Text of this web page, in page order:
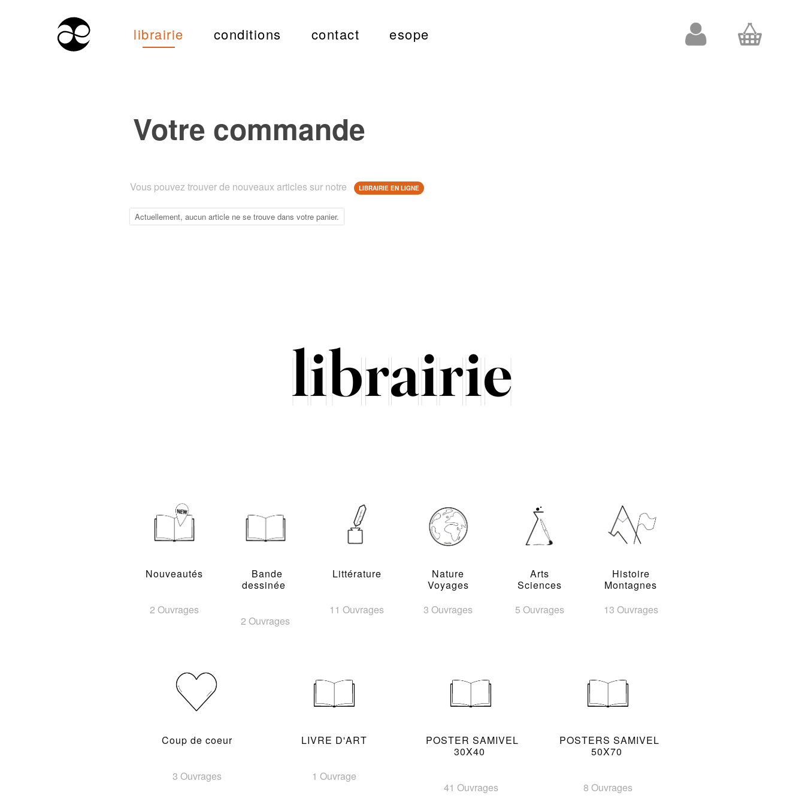
librairie conditions contact esope
Votre commande
Vous pouvez trouver de nouveaux articles sur notre LIBRAIRIE EN LIGNE
Actuellement, aucun article ne se trouve dans votre panier.
Nouveautés
2 Ouvrages
Bande
dessinée
2 Ouvrages
Littérature
11 Ouvrages
Nature
Voyages
3 Ouvrages
Arts
Sciences
5 Ouvrages
Histoire
Montagnes
13 Ouvrages
Coup de coeur
3 Ouvrages
LIVRE D'ART
1 Ouvrage
POSTER SAMIVEL
30X40
41 Ouvrages
POSTERS SAMIVEL
50X70
8 Ouvrages